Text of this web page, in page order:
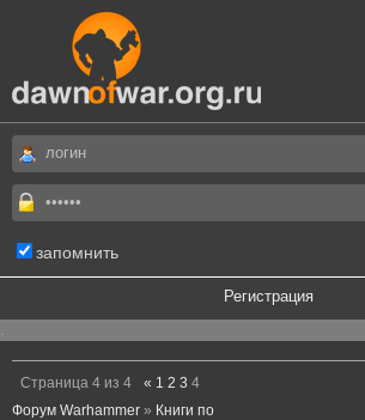
запомнить
Регистрация
.
Страница 4 из 4 « 1 2 3 4
Форум Warhammer » Книги по